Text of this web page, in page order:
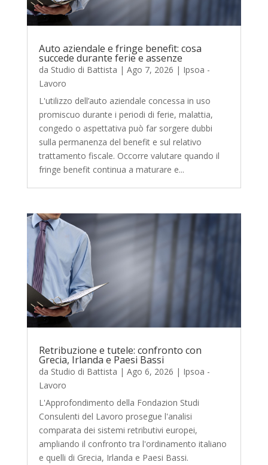
Auto aziendale e fringe benefit: cosa
succede durante ferie e assenze
da Studio di Battista | Ago 7, 2026 | Ipsoa -
Lavoro
L'utilizzo dell’auto aziendale concessa in uso
promiscuo durante i periodi di ferie, malattia,
congedo o aspettativa può far sorgere dubbi
sulla permanenza del benefit e sul relativo
trattamento fiscale. Occorre valutare quando il
fringe benefit continua a maturare e...
Retribuzione e tutele: confronto con
Grecia, Irlanda e Paesi Bassi
da Studio di Battista | Ago 6, 2026 | Ipsoa -
Lavoro
L'Approfondimento della Fondazion Studi
Consulenti del Lavoro prosegue l'analisi
comparata dei sistemi retributivi europei,
ampliando il confronto tra l'ordinamento italiano
e quelli di Grecia, Irlanda e Paesi Bassi.